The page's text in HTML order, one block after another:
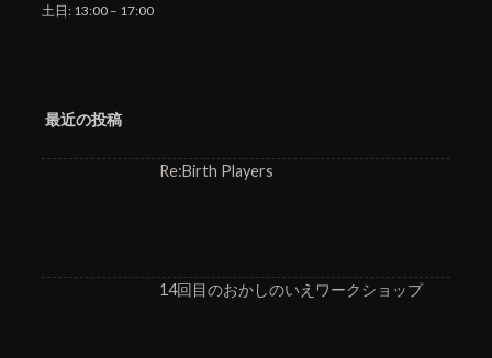
土日: 13:00 – 17:00
最近の投稿
Re:Birth Players
14回目のおかしのいえワークショップ